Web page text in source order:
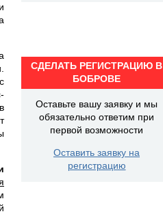
СДЕЛАТЬ РЕГИСТРАЦИЮ В
БОБРОВЕ
Оставьте вашу заявку и мы
обязательно ответим при
первой возможности
Оставить заявку на
регистрацию